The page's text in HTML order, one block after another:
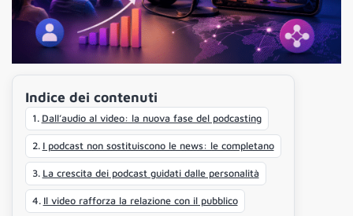
Indice dei contenuti
Dall’audio al video: la nuova fase del podcasting
I podcast non sostituiscono le news: le completano
La crescita dei podcast guidati dalle personalità
Il video rafforza la relazione con il pubblico